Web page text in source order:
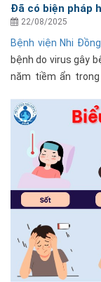
Đã có biện pháp
22/08/2025
Bệnh viện Nhi
bệnh do virus gây
năm tiềm ẩn